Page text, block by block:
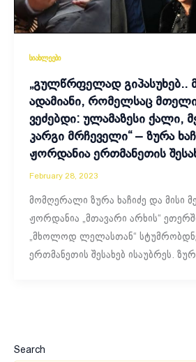
სიახლეები
„გულწრფელად გიპასუხებ..
ადამიანი, რომელსაც
ვეძებდი: ულამაზესი ქალი,
კარგი მრჩეველი“ – ზურა
ჟორდანია ერთმანეთის
February 28, 2023
მომღერალი ზურა ხაჩიძე და მისი
ჟორდანია „მთავარი არხის“
„მხოლოდ ლელასთან“
ერთმანეთის შესახებ ისაუბრეს.
Search